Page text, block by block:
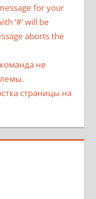
for your
‘#’ will be
aborts the
не
страницы на